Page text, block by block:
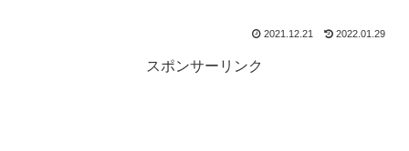
2021.12.21 2022.01.29
スポンサーリンク